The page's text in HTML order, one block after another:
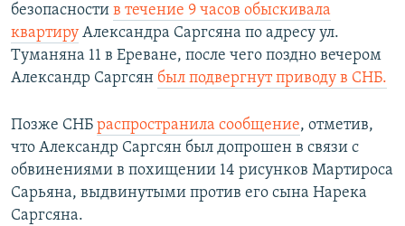
безопасности в течение 9 часов обыскивала
квартиру Александра Саргсяна по адресу ул.
Туманяна 11 в Ереване, после чего поздно вечером
Александр Саргсян был подвергнут приводу в СНБ.
Позже СНБ распространила сообщение, отметив,
что Александр Саргсян был допрошен в связи с
обвинениями в похищении 14 рисунков Мартироса
Сарьяна, выдвинутыми против его сына Нарека
Саргсяна.